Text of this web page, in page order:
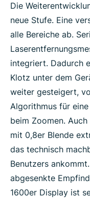
Die
neue Stufe. Eine
alle Bereiche ab.
integriert. Dadurch
Klotz unter dem
weiter gesteigert,
Algorithmus für
beim Zoomen.
mit 0,8er Blende
das technisch
Benutzers
abgesenkte
1600er Display ist